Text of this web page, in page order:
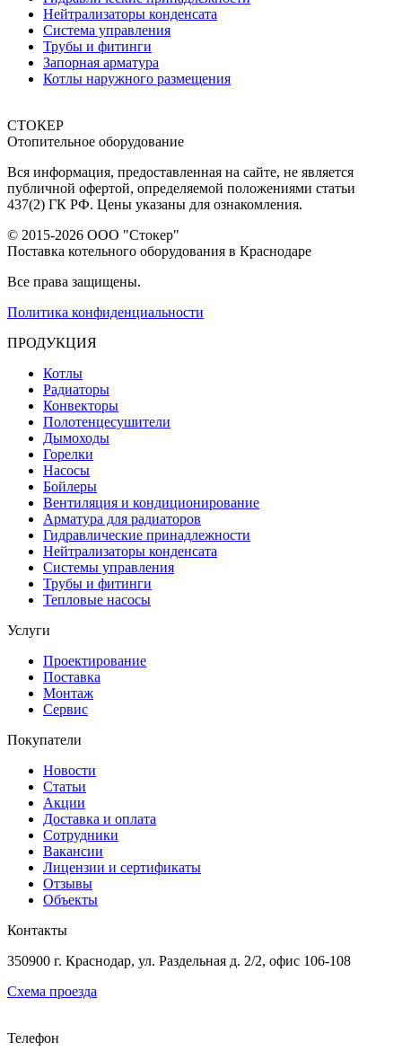
Нейтрализаторы конденсата
Система управления
Трубы и фитинги
Запорная арматура
Котлы наружного размещения
СТОКЕР
Отопительное оборудование
Вся информация, предоставленная на сайте, не является
публичной офертой, определяемой положениями статьи
437(2) ГК РФ. Цены указаны для ознакомления.
© 2015-2026 ООО "Стокер"
Поставка котельного оборудования в Краснодаре
Все права защищены.
Политика конфиденциальности
ПРОДУКЦИЯ
Котлы
Радиаторы
Конвекторы
Полотенцесушители
Дымоходы
Горелки
Насосы
Бойлеры
Вентиляция и кондиционирование
Арматура для радиаторов
Гидравлические принадлежности
Нейтрализаторы конденсата
Системы управления
Трубы и фитинги
Тепловые насосы
Услуги
Проектирование
Поставка
Монтаж
Сервис
Покупатели
Новости
Статьи
Акции
Доставка и оплата
Сотрудники
Вакансии
Лицензии и сертификаты
Отзывы
Объекты
Контакты
350900 г. Краснодар, ул. Раздельная д. 2/2, офис 106-108
Схема проезда
Телефон